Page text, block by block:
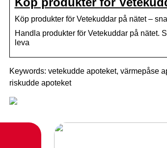
Köp produkter för Vetekuddar på nätet –
Handla produkter för Vetekuddar på nätet.
leva
Keywords: vetekudde apoteket, värmepåse
riskudde apoteket